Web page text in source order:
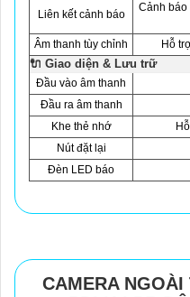
Liên kết cảnh báo
Cảnh báo
Âm thanh tùy chỉnh
Hỗ
🔌 Giao diện & Lưu trữ
Đầu vào âm thanh
Đầu ra âm thanh
Khe thẻ nhớ
Nút đặt lại
Đèn LED báo
CAMERA NGOÀI